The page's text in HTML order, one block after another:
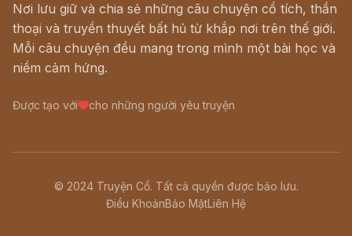
Nơi lưu giữ và chia sẻ những câu chuyện cổ tích, thần
thoại và truyền thuyết bất hủ từ khắp nơi trên thế giới.
Mỗi câu chuyện đều mang trong mình một bài học và
niềm cảm hứng.
Được tạo với cho những người yêu truyện
© 2024 Truyện Cổ. Tất cả quyền được bảo lưu.
Điều KhoảnBảo MậtLiên Hệ